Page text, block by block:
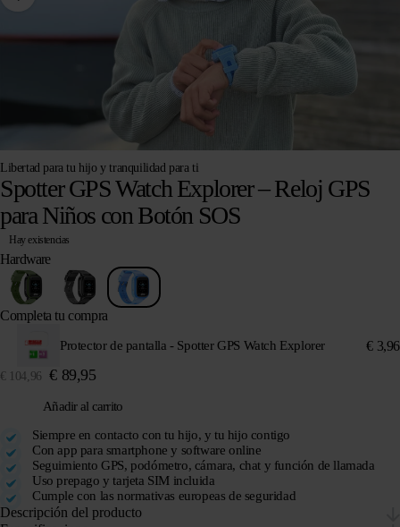
Libertad para tu hijo y tranquilidad para ti
Spotter GPS Watch Explorer – Reloj GPS
para Niños con Botón SOS
Hay existencias
Hardware
Completa tu compra
Protector de pantalla - Spotter GPS Watch Explorer € 3,96
€ 104,96 € 89,95
Añadir al carrito
Siempre en contacto con tu hijo, y tu hijo contigo
Con app para smartphone y software online
Seguimiento GPS, podómetro, cámara, chat y función de llamada
Uso prepago y tarjeta SIM incluida
Cumple con las normativas europeas de seguridad
Descripción del producto